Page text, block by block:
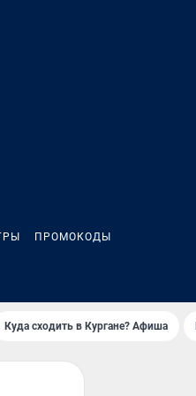
ПРОМОКОДЫ
Куда сходить в Кургане? Афиша